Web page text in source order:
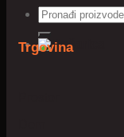
Pretraži:
Trgovina